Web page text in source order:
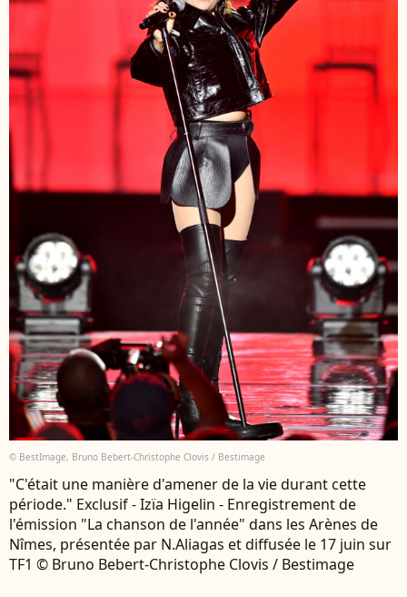
© BestImage, Bruno Bebert-Christophe Clovis / Bestimage
"C'était une manière d'amener de la vie durant cette
période." Exclusif - Izïa Higelin - Enregistrement de
l'émission "La chanson de l'année" dans les Arènes de
Nîmes, présentée par N.Aliagas et diffusée le 17 juin sur
TF1 © Bruno Bebert-Christophe Clovis / Bestimage